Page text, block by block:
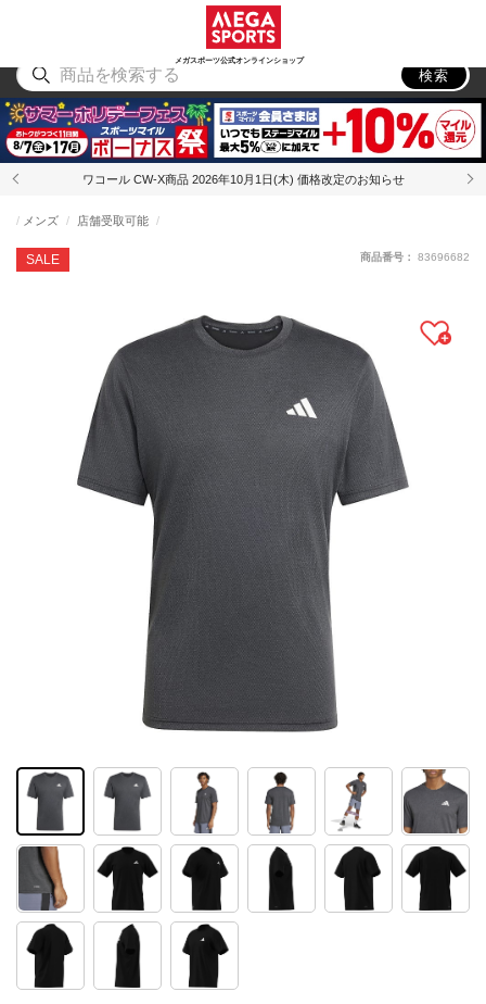
メガスポーツ公式オンラインショップ
アウトドア
検索
ワコール CW-X商品 2026年10月1日(木) 価格改定のお知らせ
SALE
メンズ 店舗受取可能
商品番号： 83696682